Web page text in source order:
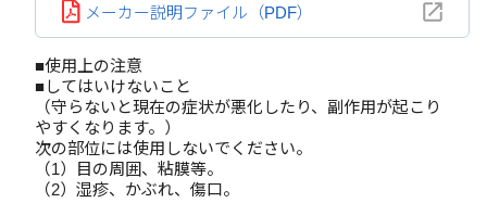
メーカー説明ファイル（PDF）
■使用上の注意
■してはいけないこと
（守らないと現在の症状が悪化したり、副作用が起こり
やすくなります。）
次の部位には使用しないでください。
（1）目の周囲、粘膜等。
（2）湿疹、かぶれ、傷口。